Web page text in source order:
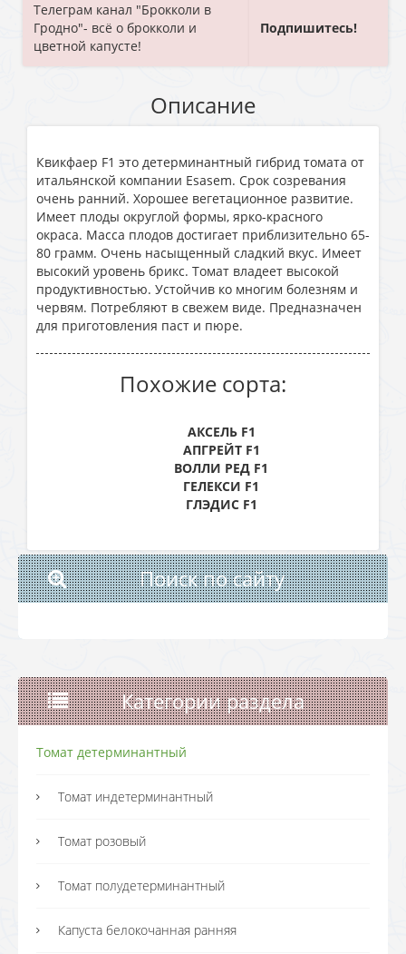
Телеграм канал "Брокколи в
Гродно"- всё о брокколи и
цветной капусте!
Подпишитесь!
Описание
Квикфаер F1 это детерминантный гибрид томата от
итальянской компании Esasem. Срок созревания
очень ранний. Хорошее вегетационное развитие.
Имеет плоды округлой формы, ярко-красного
окраса. Масса плодов достигает приблизительно 65-
80 грамм. Очень насыщенный сладкий вкус. Имеет
высокий уровень брикс. Томат владеет высокой
продуктивностью. Устойчив ко многим болезням и
червям. Потребляют в свежем виде. Предназначен
для приготовления паст и пюре.
Похожие сорта:
АКСЕЛЬ F1
АПГРЕЙТ F1
ВОЛЛИ РЕД F1
ГЕЛЕКСИ F1
ГЛЭДИС F1
Поиск по сайту
Категории раздела
Томат детерминантный
Томат индетерминантный
Томат розовый
Томат полудетерминантный
Капуста белокочанная ранняя